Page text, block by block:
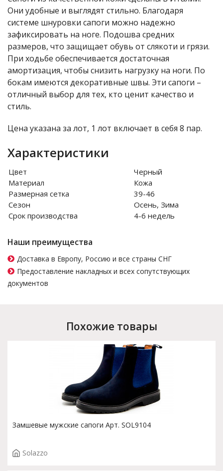
Они удобные и выглядят стильно. Благодаря
системе шнуровки сапоги можно надежно
зафиксировать на ноге. Подошва средних
размеров, что защищает обувь от слякоти и грязи.
При ходьбе обеспечивается достаточная
амортизация, чтобы снизить нагрузку на ноги. По
бокам имеются декоративные швы. Эти сапоги –
отличный выбор для тех, кто ценит качество и
стиль.
Цена указана за лот, 1 лот включает в себя 8 пар.
Характеристики
Цвет
Черный
Материал
Кожа
Размерная сетка
39-46
Сезон
Осень, Зима
Срок производства
4-6 недель
Наши преимущества
Доставка в Европу, Россию и все страны СНГ
Предоставление накладных и всех сопутствующих
документов
Похожие товары
Замшевые мужские сапоги Арт. SOL9104
Solazzo